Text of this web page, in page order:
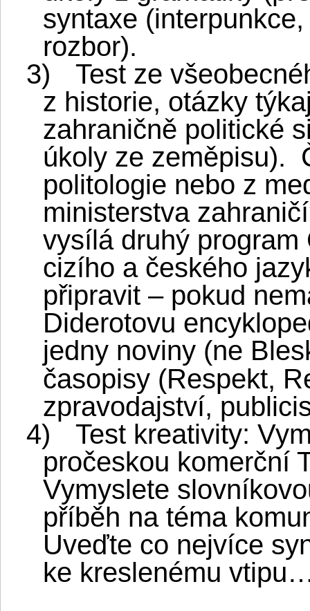
syntaxe
rozbor).
3)
Test ze
z historie, otázky
zahraničně politické
úkoly ze zeměpisu).
politologie nebo z
ministerstva
vysílá druhý
cizího a českého
připravit – pokud
Diderotovu
jedny noviny (ne
časopisy (Respekt,
zpravodajství,
4)
Test kreativity:
pročeskou komerční
Vymyslete
příběh na téma
Uveďte co nejvíce
ke kreslenému